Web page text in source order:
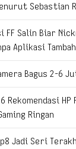
Sebastian
FF Salin Biar
Aplikasi
Bagus 2-6
Rekomendasi
Ringan
Jadi Seri